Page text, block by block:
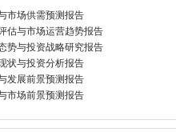
市场供需预测报告
估与市场运营趋势报告
势与投资战略研究报告
状与投资分析报告
发展前景预测报告
市场前景预测报告